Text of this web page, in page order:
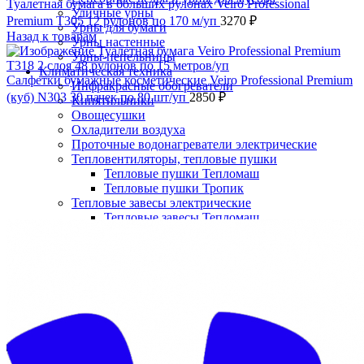
Уличные урны
Урны для бумаги
Урны настенные
Урны-пепельницы
Климатическая техника
Инфракрасные обогреватели
Кипятильники
Овощесушки
Охладители воздуха
Проточные водонагреватели электрические
Тепловентиляторы, тепловые пушки
Тепловые пушки Тепломаш
Тепловые пушки Тропик
Тепловые завесы электрические
Тепловые завесы Тепломаш
Жидкое мыло TORK
Картриджи и баллоны для диспенсеров
освежителя воздуха
Туалетная бумага в больших рулонах Veiro Professional
Premium T305 12 рулонов по 170 м/уп 3270 ₽
Назад к товарам
Салфетки бумажные косметические Veiro Professional Premium
(куб) N303 30 пачек по 80 шт/уп 2850 ₽
Нажмите, чтобы увеличить